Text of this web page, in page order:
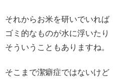
それからお米を研いでいれば
ゴミ的なものが水に浮いたり
そういうこともありますね。
そこまで潔癖症ではないけど